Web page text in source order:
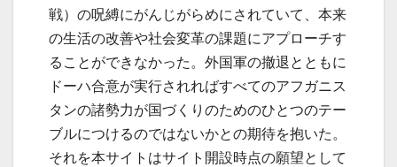
戦）の呪縛にがんじがらめにされていて、本来
の生活の改善や社会変革の課題にアプローチす
ることができなかった。外国軍の撤退とともに
ドーハ合意が実行されればすべてのアフガニス
タンの諸勢力が国づくりのためのひとつのテー
ブルにつけるのではないかとの期待を抱いた。
それを本サイトはサイト開設時点の願望として